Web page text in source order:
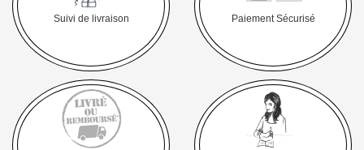
Suivi de livraison Paiement Sécurisé